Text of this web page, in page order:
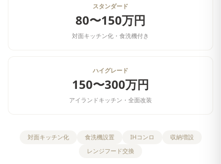
スタンダード
80〜150万円
対面キッチン化・食洗機付き
ハイグレード
150〜300万円
アイランドキッチン・全面改装
対面キッチン化 食洗機設置 IHコンロ
収納増設
レンジフード交換